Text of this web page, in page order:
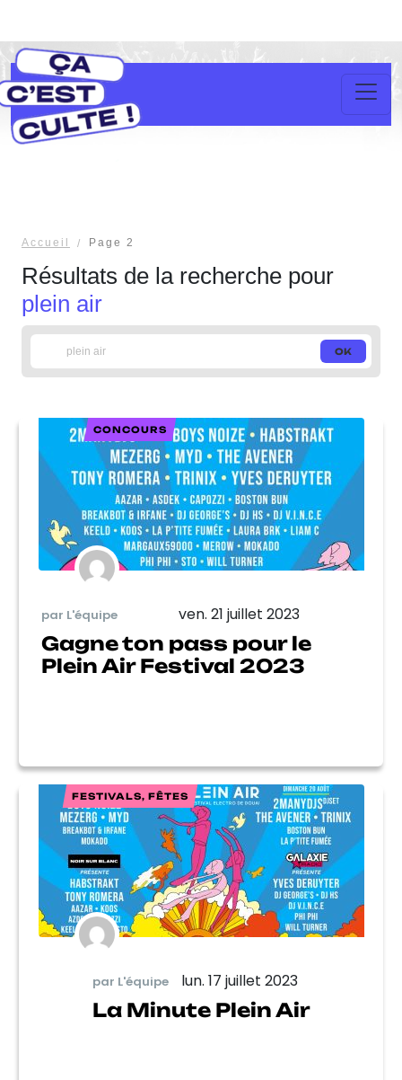
Accueil Page 2
Résultats de la recherche pour
plein air
CONCOURS
par L'équipe ven. 21 juillet 2023
Gagne ton pass pour le
Plein Air Festival 2023
FESTIVALS, FÊTES
par L'équipe lun. 17 juillet 2023
La Minute Plein Air